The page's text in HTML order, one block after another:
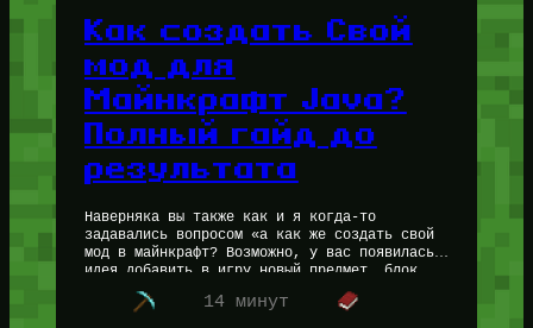
Как создать Свой
мод для
Майнкрафт Java?
Полный гайд до
результата
Наверняка вы также как и я когда-то
задавались вопросом «а как же создать свой
мод в майнкрафт? Возможно, у вас появилась
идея добавить в игру новый предмет, блок,
моба или…
14 минут